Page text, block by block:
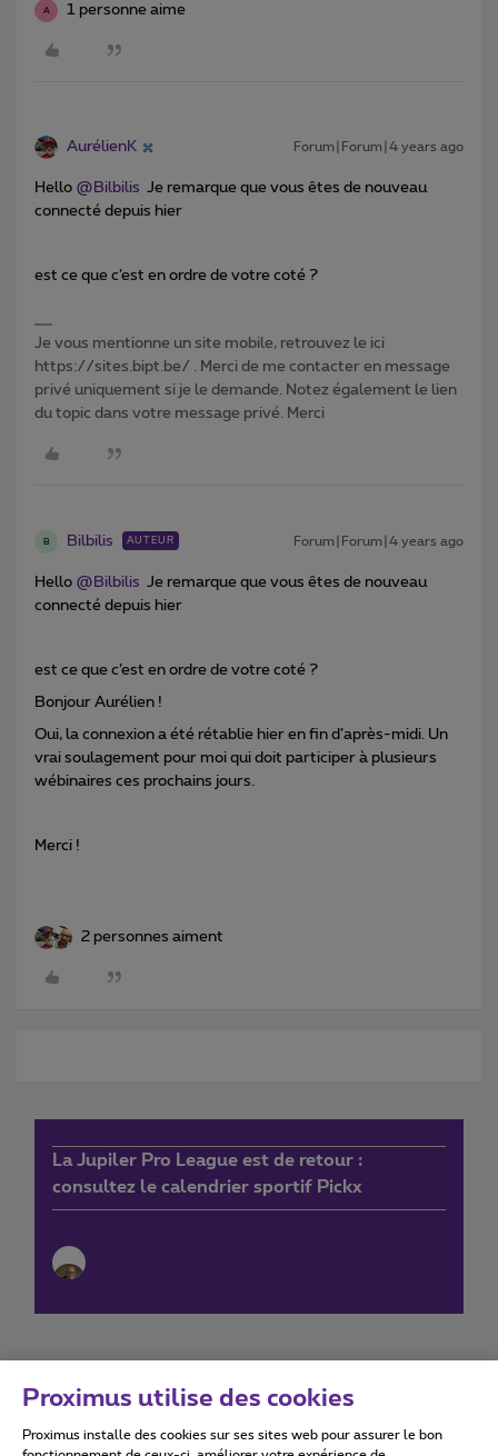
A 1 personne aime
AurélienK Forum|Forum|4 years ago
Hello @Bilbilis Je remarque que vous êtes de nouveau
connecté depuis hier
est ce que c’est en ordre de votre coté ?
Je vous mentionne un site mobile, retrouvez le ici
https://sites.bipt.be/ . Merci de me contacter en message
privé uniquement si je le demande. Notez également le lien
du topic dans votre message privé. Merci
B Bilbilis AUTEUR Forum|Forum|4 years ago
Hello @Bilbilis Je remarque que vous êtes de nouveau
connecté depuis hier
est ce que c’est en ordre de votre coté ?
Bonjour Aurélien !
Oui, la connexion a été rétablie hier en fin d’après-midi. Un
vrai soulagement pour moi qui doit participer à plusieurs
wébinaires ces prochains jours.
Merci !
2 personnes aiment
La Jupiler Pro League est de retour :
consultez le calendrier sportif Pickx
Conditions d'utilisation Accessibility statement
Proximus utilise des cookies
Proximus installe des cookies sur ses sites web pour assurer le bon